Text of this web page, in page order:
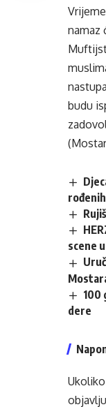
namaz
budu
rođenih
scene
100
dere